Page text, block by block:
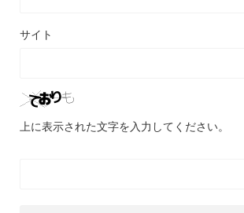
サイト
上に表示された文字を入力してください。